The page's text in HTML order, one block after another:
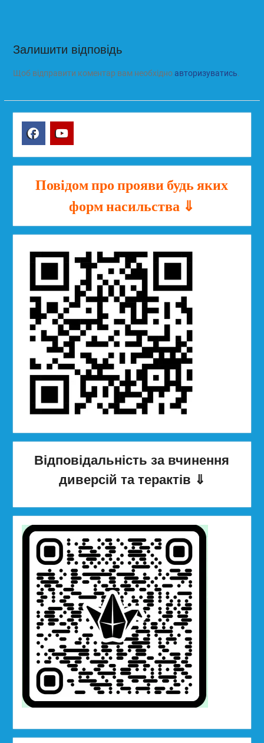
Залишити відповідь
Щоб відправити коментар вам необхідно авторизуватись.
Повідом про прояви будь яких
форм насильства ⇓
Відповідальність за вчинення
диверсій та терактів ⇓